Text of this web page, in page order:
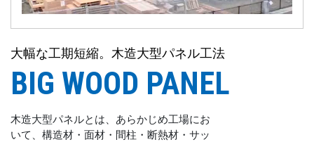
大幅な工期短縮。木造大型パネル工法
BIG WOOD PANEL
木造大型パネルとは、あらかじめ工場にお
いて、構造材・面材・間柱・断熱材・サッ